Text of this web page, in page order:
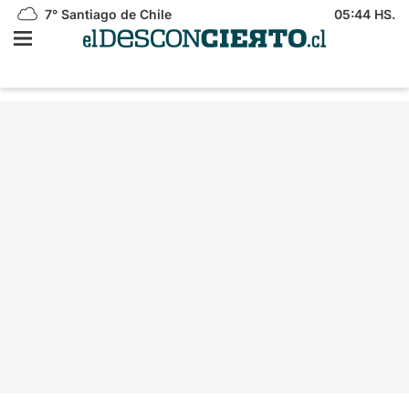
7° Santiago de Chile 05:44 HS.